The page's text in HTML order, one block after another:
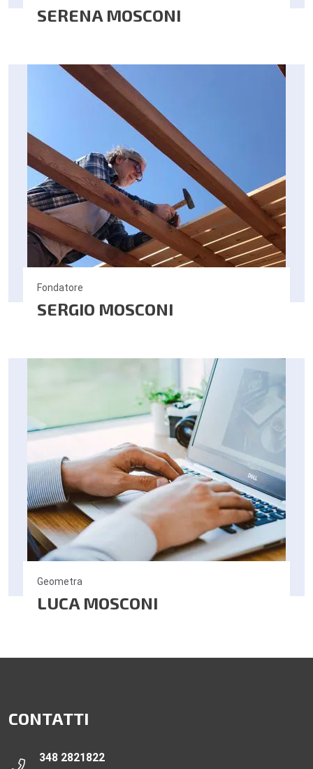
SERENA MOSCONI
Fondatore
SERGIO MOSCONI
Geometra
LUCA MOSCONI
CONTATTI
348 2821822